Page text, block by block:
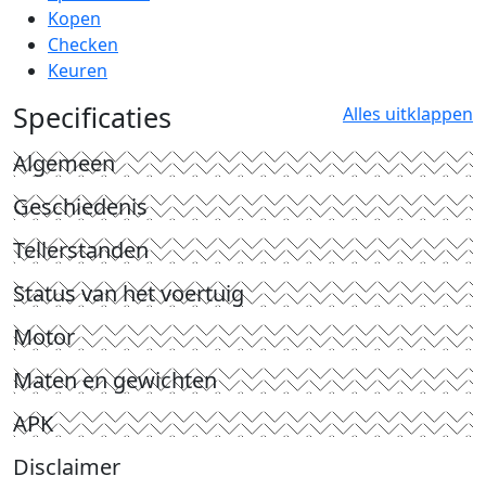
Kopen
Checken
Keuren
Specificaties Alles uitklappen
Algemeen
Geschiedenis
Tellerstanden
Status van het voertuig
Motor
Maten en gewichten
APK
Disclaimer